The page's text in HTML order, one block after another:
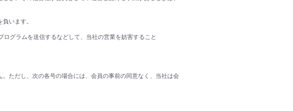
います。
グラムを送信するなどして、当社の営業を妨害すること
ただし、次の各号の場合には、会員の事前の同意なく、当社は会